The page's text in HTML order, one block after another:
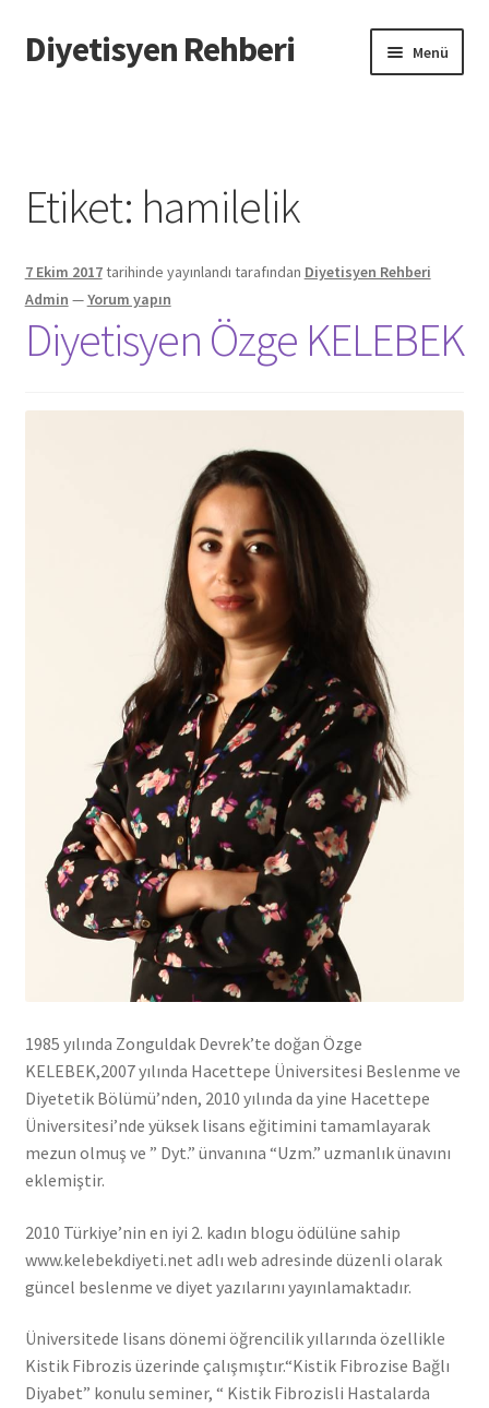
Dolaşıma
geç
İçeriğe
geç
Diyetisyen Rehberi Menü
Hata Bildir
iletişim
Sayfamı Düzenlemek İstiyorum
Formu doldurun biz sayfanızı oluşturalım
Etiket: hamilelik
7 Ekim 2017tarihinde yayınlandı tarafından Diyetisyen Rehberi
Admin —Yorum yapın
Diyetisyen Özge KELEBEK
1985 yılında Zonguldak Devrek’te doğan Özge
KELEBEK,2007 yılında Hacettepe Üniversitesi Beslenme ve
Diyetetik Bölümü’nden, 2010 yılında da yine Hacettepe
Üniversitesi’nde yüksek lisans eğitimini tamamlayarak
mezun olmuş ve ” Dyt.” ünvanına “Uzm.” uzmanlık ünavını
eklemiştir.
2010 Türkiye’nin en iyi 2. kadın blogu ödülüne sahip
www.kelebekdiyeti.net adlı web adresinde düzenli olarak
güncel beslenme ve diyet yazılarını yayınlamaktadır.
Üniversitede lisans dönemi öğrencilik yıllarında özellikle
Kistik Fibrozis üzerinde çalışmıştır.“Kistik Fibrozise Bağlı
Diyabet” konulu seminer, “ Kistik Fibrozisli Hastalarda